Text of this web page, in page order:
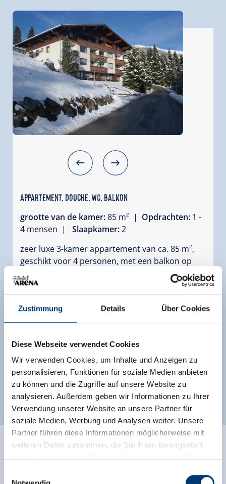
Zustimmung Details Über Cookies
Diese Webseite verwendet Cookies
Wir verwenden Cookies, um Inhalte und Anzeigen zu
personalisieren, Funktionen für soziale Medien anbieten
zu können und die Zugriffe auf unsere Website zu
analysieren. Außerdem geben wir Informationen zu Ihrer
Verwendung unserer Website an unsere Partner für
soziale Medien, Werbung und Analysen weiter. Unsere
Partner führen diese Informationen möglicherweise mit
weiteren Daten zusammen, die Sie ihnen bereitgestellt
Appartement, douche, WC, balkon
grootte van de kamer:85 m² | Opdrachten: 1 -
4 mensen |
Slaapkamer:2
zeer luxe 3-kamer appartement van ca. 85 m²,
geschikt voor 4 personen, met een balkon op
het zuiden. U kunt genieten van het mooie
uitzicht op de Reichenspitzegroep en de
Plattenkogel. Dit mooie vakantieappartement
ligt op slechts 50 meter van de gondel!
Beschikbaarheidskalender
Andere kamers en appartementen